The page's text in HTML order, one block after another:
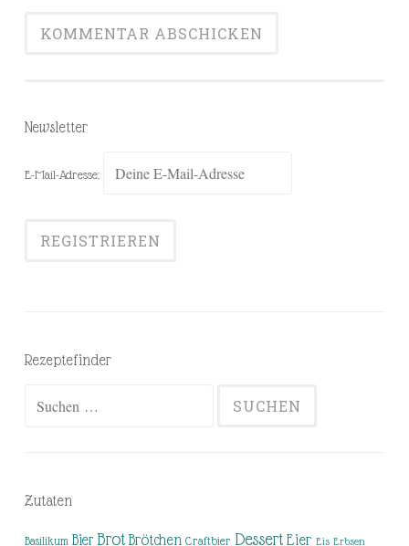
Newsletter
E-Mail-Adresse:
Rezeptefinder
Zutaten
Basilikum Bier Brot Brötchen Craftbier Dessert Eier Eis Erbsen